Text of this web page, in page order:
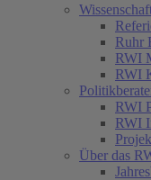
Ruhr
RWI
RWI
RWI
RWI
Über das